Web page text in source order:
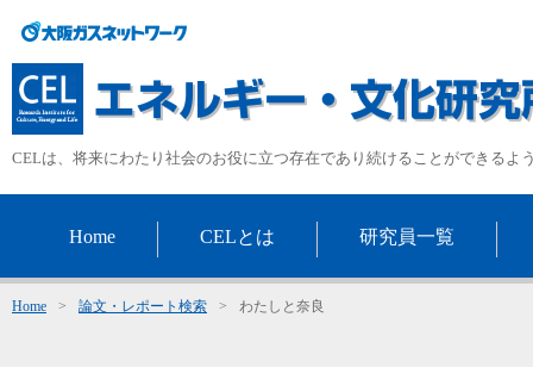
CELは、将来にわたり社会のお役に立つ存在であり続けることができるよ
Home CELとは 研究員一覧
Home > 論文・レポート検索 > わたしと奈良